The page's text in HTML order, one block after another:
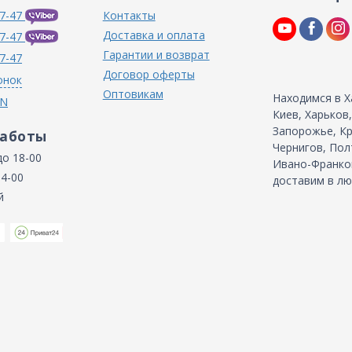
47
47
47
18-00
00
Контакты
Доставка и оплата
Гарантии и возврат
Договор оферты
Оптовикам
Находимся в
Киев,
Запорожье,
Чернигов,
Ивано-
доставим в